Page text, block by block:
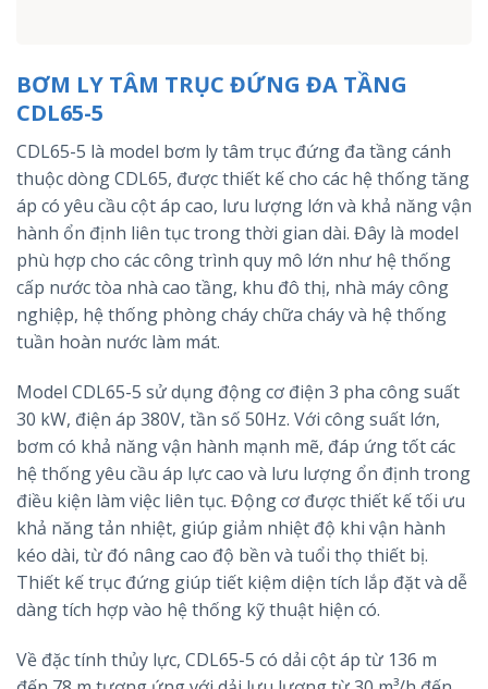
BƠM LY TÂM TRỤC ĐỨNG ĐA TẦNG
CDL65-5
CDL65-5 là model bơm ly tâm trục đứng đa tầng cánh
thuộc dòng CDL65, được thiết kế cho các hệ thống tăng
áp có yêu cầu cột áp cao, lưu lượng lớn và khả năng vận
hành ổn định liên tục trong thời gian dài. Đây là model
phù hợp cho các công trình quy mô lớn như hệ thống
cấp nước tòa nhà cao tầng, khu đô thị, nhà máy công
nghiệp, hệ thống phòng cháy chữa cháy và hệ thống
tuần hoàn nước làm mát.
Model CDL65-5 sử dụng động cơ điện 3 pha công suất
30 kW, điện áp 380V, tần số 50Hz. Với công suất lớn,
bơm có khả năng vận hành mạnh mẽ, đáp ứng tốt các
hệ thống yêu cầu áp lực cao và lưu lượng ổn định trong
điều kiện làm việc liên tục. Động cơ được thiết kế tối ưu
khả năng tản nhiệt, giúp giảm nhiệt độ khi vận hành
kéo dài, từ đó nâng cao độ bền và tuổi thọ thiết bị.
Thiết kế trục đứng giúp tiết kiệm diện tích lắp đặt và dễ
dàng tích hợp vào hệ thống kỹ thuật hiện có.
Về đặc tính thủy lực, CDL65-5 có dải cột áp từ 136 m